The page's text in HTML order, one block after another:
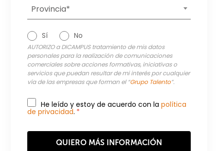
Provincia*
Sí No
AUTORIZO a DICAMPUS tratamiento de mis datos
personales para la realización de comunicaciones
comerciales sobre acciones formativas, iniciativas o
servicios que puedan resultar de mi interés por cualquier
vía de las empresas que forman el “Grupo Talento”.
He leído y estoy de acuerdo con lapolítica
de privacidad. *